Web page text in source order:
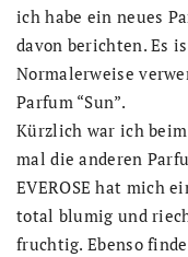
ich habe ein neues
davon berichten. Es
Normalerweise
Parfum “Sun”.
Kürzlich war ich
mal die anderen
EVEROSE hat mich
total blumig und
fruchtig. Ebenso